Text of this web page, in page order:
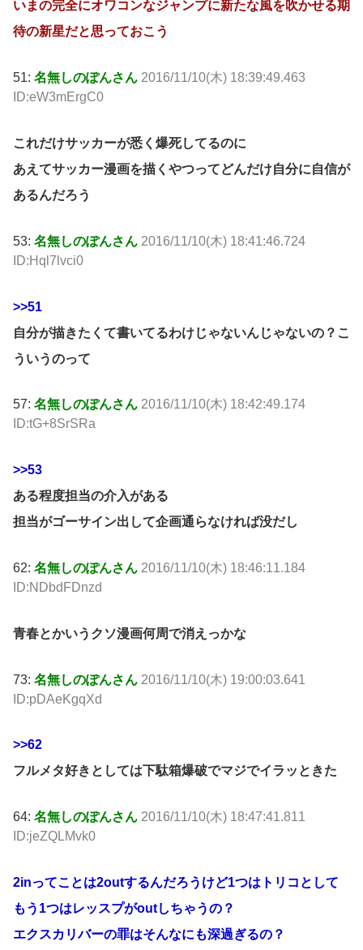
いまの完全にオワコンなジャンプに新たな風を吹かせる期
待の新星だと思っておこう
51: 名無しのぽんさん 2016/11/10(木) 18:39:49.463
ID:eW3mErgC0
これだけサッカーが悉く爆死してるのに
あえてサッカー漫画を描くやつってどんだけ自分に自信が
あるんだろう
53: 名無しのぽんさん 2016/11/10(木) 18:41:46.724
ID:Hql7lvci0
>>51
自分が描きたくて書いてるわけじゃないんじゃないの？こ
ういうのって
57: 名無しのぽんさん 2016/11/10(木) 18:42:49.174
ID:tG+8SrSRa
>>53
ある程度担当の介入がある
担当がゴーサイン出して企画通らなければ没だし
62: 名無しのぽんさん 2016/11/10(木) 18:46:11.184
ID:NDbdFDnzd
青春とかいうクソ漫画何周で消えっかな
73: 名無しのぽんさん 2016/11/10(木) 19:00:03.641
ID:pDAeKgqXd
>>62
フルメタ好きとしては下駄箱爆破でマジでイラッときた
64: 名無しのぽんさん 2016/11/10(木) 18:47:41.811
ID:jeZQLMvk0
2inってことは2outするんだろうけど1つはトリコとして
もう1つはレッスプがoutしちゃうの？
エクスカリバーの罪はそんなにも深過ぎるの？